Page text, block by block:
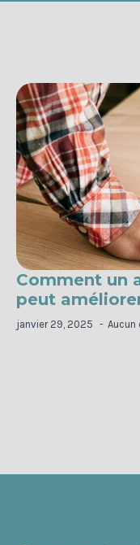
Comment un
peut
janvier 29, 2025